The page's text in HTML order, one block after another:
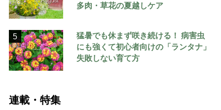
多肉・草花の夏越しケア
5
猛暑でも休まず咲き続ける！ 病害虫
にも強くて初心者向けの「ランタナ」
失敗しない育て方
連載・特集